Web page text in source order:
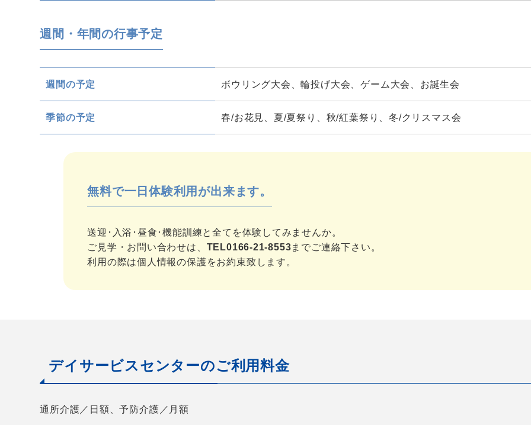
週間・年間の行事予定
週間の予定 ボウリング大会、輪投げ大会、ゲーム大会、お誕生会
季節の予定 春/お花見、夏/夏祭り、秋/紅葉祭り、冬/クリスマス会
無料で一日体験利用が出来ます。
送迎･入浴･昼食･機能訓練と全てを体験してみませんか。
ご見学・お問い合わせは、 TEL0166-21-8553までご連絡下さい。
利用の際は個人情報の保護をお約束致します。
デイサービスセンターのご利用料金
通所介護／日額、予防介護／月額